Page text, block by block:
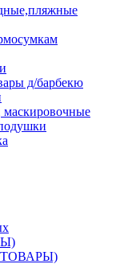
д/барбекю
маскировочные
ТОВАРЫ)